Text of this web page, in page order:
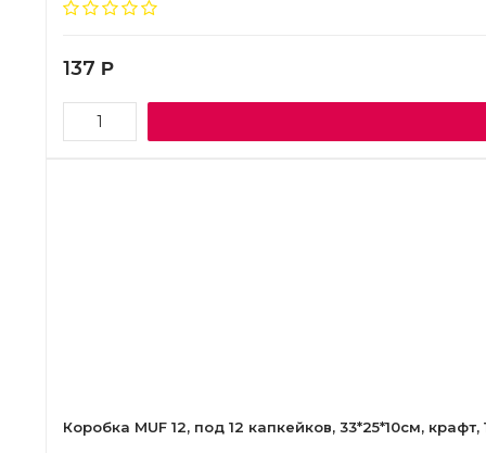
137 Р
Коробка MUF 12, под 12 капкейков, 33*25*10см, крафт,